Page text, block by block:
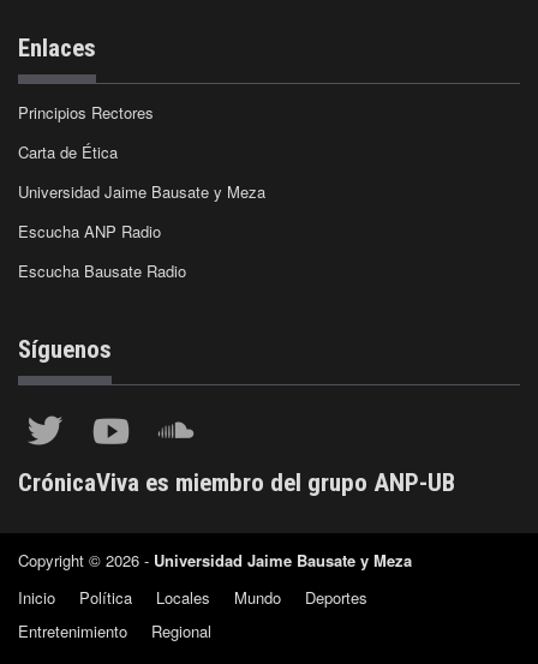
Enlaces
Principios Rectores
Carta de Ética
Universidad Jaime Bausate y Meza
Escucha ANP Radio
Escucha Bausate Radio
Síguenos
CrónicaViva es miembro del grupo ANP-UB
Copyright © 2026 - Universidad Jaime Bausate y Meza
Inicio
Política Locales Mundo
Deportes
Entretenimiento
Regional